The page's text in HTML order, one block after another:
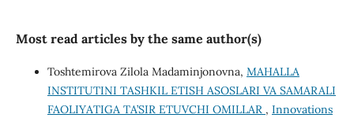
Most read articles by the same author(s)
Toshtemirova Zilola Madaminjonovna, MAHALLA
INSTITUTINI TASHKIL ETISH ASOSLARI VA SAMARALI
FAOLIYATIGA TA’SIR ETUVCHI OMILLAR , Innovations